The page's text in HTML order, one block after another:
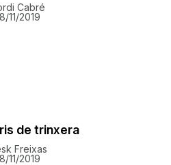
Cabré
11/2019
de trinxera
Freixas
11/2019